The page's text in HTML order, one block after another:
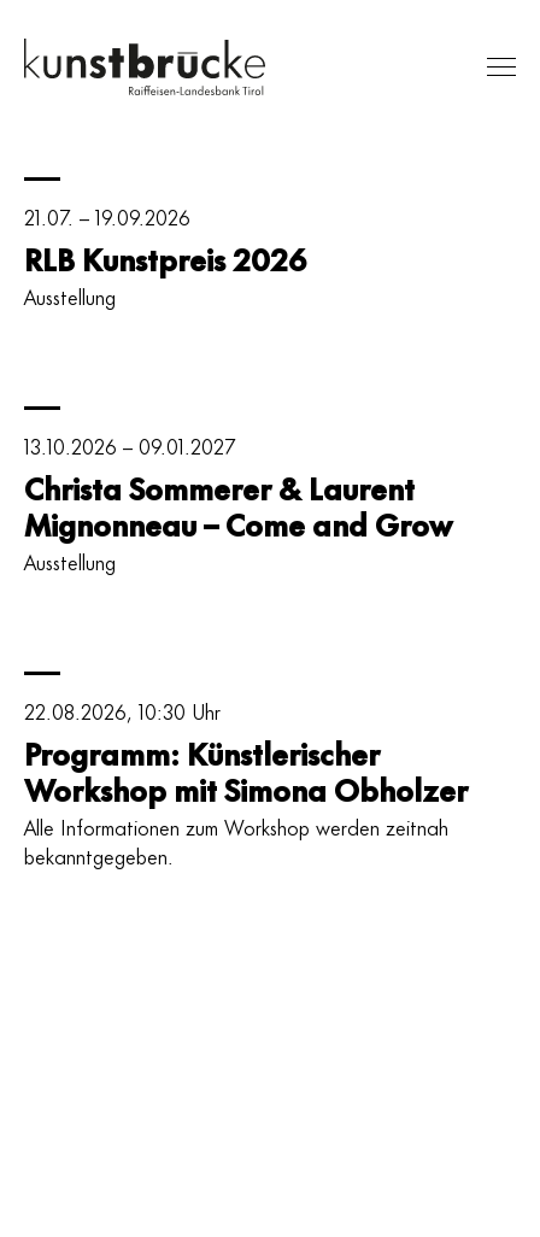
Ausstellungen
Sammlung
RLB Kunstpreis
Suche
Kunstbrücke
Innsbruck
–
Raum
für
Kunst
der
Tirol
21.07. – 19.09.2026
RLB Kunstpreis 2026
Ausstellung
13.10.2026 – 09.01.2027
Christa Sommerer & Laurent
Mignonneau – Come and Grow
Ausstellung
22.08.2026, 10:30 Uhr
Programm: Künstlerischer
Workshop mit Simona Obholzer
Alle Informationen zum Workshop werden zeitnah
bekanntgegeben.